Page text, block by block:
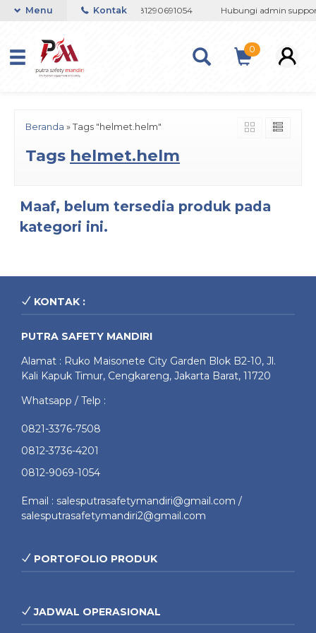
/ 081237364201 / 081290691054 Hubungi admin
Menu Kontak
0
Beranda » Tags "helmet.helm"
Tags helmet.helm
Maaf, belum tersedia produk pada
kategori ini.
KONTAK :
PUTRA SAFETY MANDIRI
Alamat : Ruko Maisonete City Garden Blok B2-10, Jl.
Kali Kapuk Timur, Cengkareng, Jakarta Barat, 11720
Whatsapp / Telp :
0821-3376-7508
0812-3736-4201
0812-9069-1054
Email : salesputrasafetymandiri@gmail.com /
salesputrasafetymandiri2@gmail.com
PORTOFOLIO PRODUK
JADWAL OPERASIONAL